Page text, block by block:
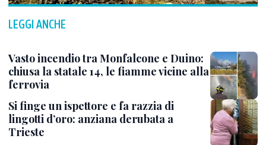
LEGGI ANCHE
Vasto incendio tra Monfalcone e Duino:
chiusa la statale 14, le fiamme vicine alla
ferrovia
Si finge un ispettore e fa razzia di
lingotti d’oro: anziana derubata a
Trieste